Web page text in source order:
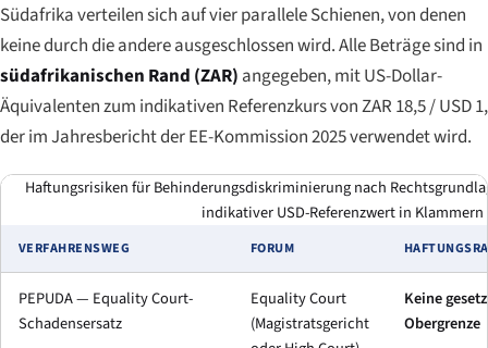
Südafrika verteilen sich auf vier parallele Schienen, von denen
keine durch die andere ausgeschlossen wird. Alle Beträge sind in
südafrikanischen Rand (ZAR) angegeben, mit US-Dollar-
Äquivalenten zum indikativen Referenzkurs von ZAR 18,5 / USD 1,
der im Jahresbericht der EE-Kommission 2025 verwendet wird.
Haftungsrisiken für Behinderungsdiskriminierung nach
indikativer USD-Referenzwert in Klammern
VERFAHRENSWEG FORUM
PEPUDA — Equality Court-
Schadensersatz
Equality Court
(Magistratsgericht
Keine
Obergrenze